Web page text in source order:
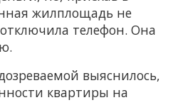
жилплощадь не
телефон. Она
выяснилось,
квартиры на